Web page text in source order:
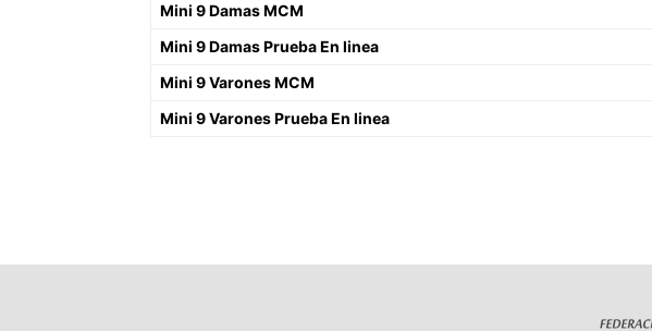
Mini 9 Damas MCM
Mini 9 Damas Prueba En linea
Mini 9 Varones MCM
Mini 9 Varones Prueba En linea